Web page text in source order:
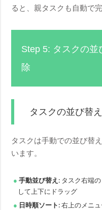
ると、親タスクも自動で
Step 5: タスクの並
除
タスクの並び替え
タスクは手動での並び替
います。
手動並び替え : タスク右端
して上下にドラッグ
日時順ソート : 右上のメニ